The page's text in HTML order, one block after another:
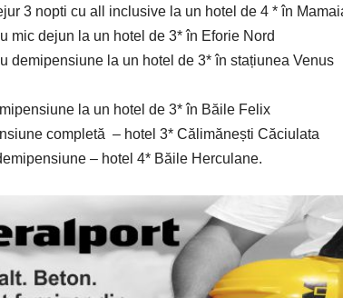
3 nopti cu all inclusive la un hotel de 4 * în
mic dejun la un hotel de 3* în Eforie Nord
demipensiune la un hotel de 3* în stațiunea Venus
la un hotel de 3* în Băile Felix
completă – hotel 3* Călimănești Căciulata
– hotel 4* Băile Herculane.